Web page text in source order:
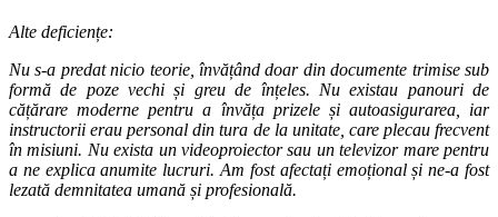
Alte deficiențe:
Nu s-a predat nicio teorie, învățând doar din documente trimise sub
formă de poze vechi și greu de înțeles. Nu existau panouri de
cățărare moderne pentru a învăța prizele și autoasigurarea, iar
instructorii erau personal din tura de la unitate, care plecau frecvent
în misiuni. Nu exista un videoproiector sau un televizor mare pentru
a ne explica anumite lucruri. Am fost afectați emoțional și ne-a fost
lezată demnitatea umană și profesională.